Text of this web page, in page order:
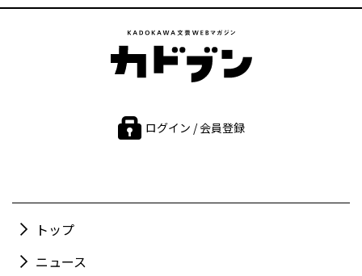
ログイン / 会員登録
トップ
ニュース